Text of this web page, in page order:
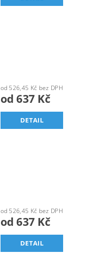
od 526,45 Kč bez DPH
od 637 Kč
DETAIL
od 526,45 Kč bez DPH
od 637 Kč
DETAIL